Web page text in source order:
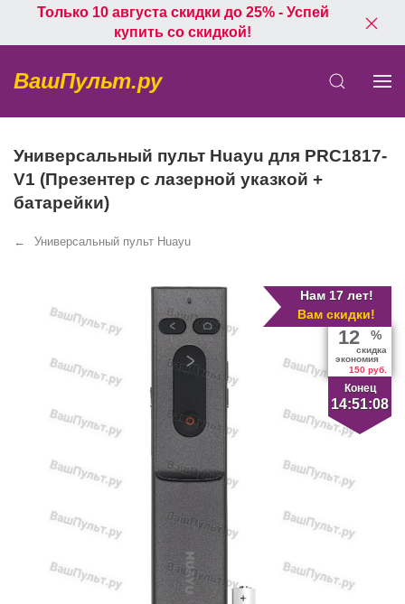
Только 10 августа скидки до 25% - Успей
купить со скидкой!
ВашПульт.ру
Универсальный пульт Huayu для PRC1817-
V1 (Презентер с лазерной указкой +
батарейки)
Универсальный пульт Huayu
Нам 17 лет!
Вам скидки!
Конец
14:51:08
12 %
скидка
экономия
150 руб.